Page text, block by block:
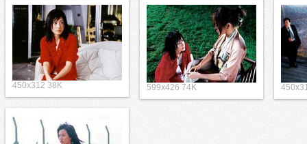
450x312 38K 599x426 74K